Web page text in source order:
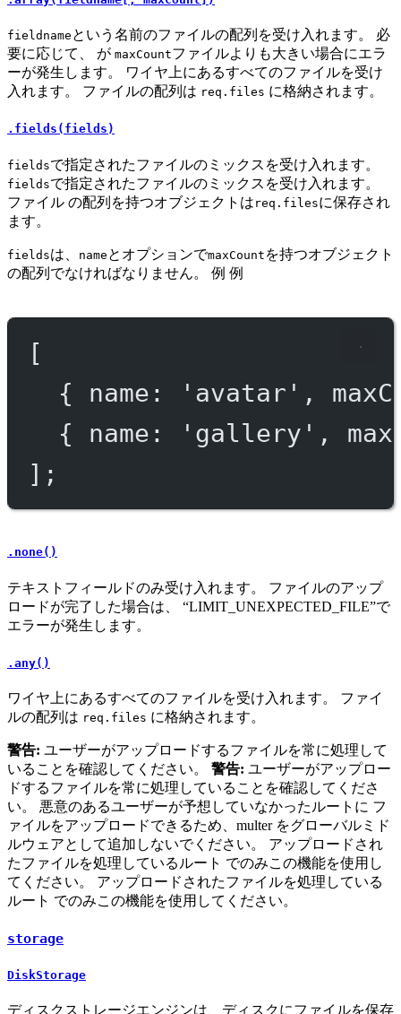
fieldname という名前のファイルの配列を受け入れます。 必
要に応じて、 が maxCountファイルよりも大きい場合にエラ
ーが発生します。 ワイヤ上にあるすべてのファイルを受け
入れます。 ファイルの配列は req.files に格納されます。
.fields(fields)
fieldsで指定されたファイルのミックスを受け入れます。
fieldsで指定されたファイルのミックスを受け入れます。
ファイル の配列を持つオブジェクトは req.filesに保存され
ます。
fieldsは、 name とオプションでmaxCount を持つオブジェクト
の配列でなければなりません。 例 例
[
{ name:
'avatar' ,
{ name:
'gallery' ,
];
.none()
テキストフィールドのみ受け入れます。 ファイルのアップ
ロードが完了した場合は、 “LIMIT_UNEXPECTED_FILE”で
エラーが発生します。
.any()
ワイヤ上にあるすべてのファイルを受け入れます。 ファイ
ルの配列は req.files に格納されます。
警告: ユーザーがアップロードするファイルを常に処理して
いることを確認してください。 警告: ユーザーがアップロー
ドするファイルを常に処理していることを確認してくださ
い。 悪意のあるユーザーが予想していなかったルートに フ
ァイルをアップロードできるため、multer をグローバルミド
ルウェアとして追加しないでください。 アップロードされ
たファイルを処理しているルート でのみこの機能を使用し
てください。 アップロードされたファイルを処理している
ルート でのみこの機能を使用してください。
storage
DiskStorage
ディスクストレージエンジンは、ディスクにファイルを保存